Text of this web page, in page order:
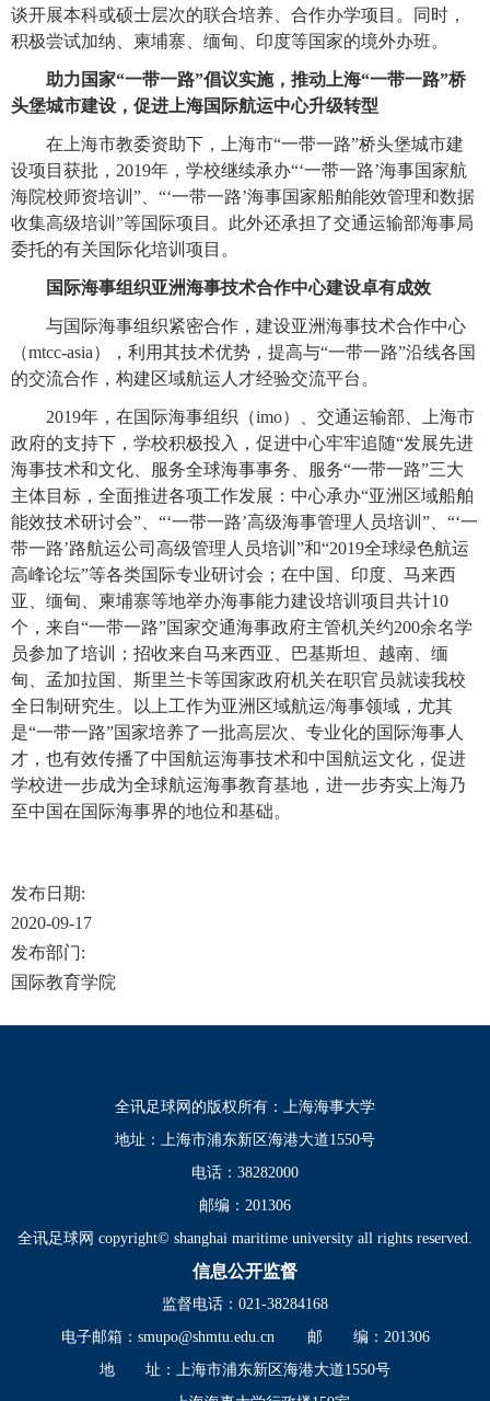
谈开展本科或硕士层次的联合培养、合作办学项目。同时，
积极尝试加纳、柬埔寨、缅甸、印度等国家的境外办班。
助力国家“一带一路”倡议实施，推动上海“一带一路”桥
头堡城市建设，促进上海国际航运中心升级转型
在上海市教委资助下，上海市“一带一路”桥头堡城市建
设项目获批，2019年，学校继续承办“‘一带一路’海事国家航
海院校师资培训”、“‘一带一路’海事国家船舶能效管理和数据
收集高级培训”等国际项目。此外还承担了交通运输部海事局
委托的有关国际化培训项目。
国际海事组织亚洲海事技术合作中心建设卓有成效
与国际海事组织紧密合作，建设亚洲海事技术合作中心
（mtcc-asia），利用其技术优势，提高与“一带一路”沿线各国
的交流合作，构建区域航运人才经验交流平台。
2019年，在国际海事组织（imo）、交通运输部、上海市
政府的支持下，学校积极投入，促进中心牢牢追随“发展先进
海事技术和文化、服务全球海事事务、服务“一带一路”三大
主体目标，全面推进各项工作发展：中心承办“亚洲区域船舶
能效技术研讨会”、“‘一带一路’高级海事管理人员培训”、“‘一
带一路’路航运公司高级管理人员培训”和“2019全球绿色航运
高峰论坛”等各类国际专业研讨会；在中国、印度、马来西
亚、缅甸、柬埔寨等地举办海事能力建设培训项目共计10
个，来自“一带一路”国家交通海事政府主管机关约200余名学
员参加了培训；招收来自马来西亚、巴基斯坦、越南、缅
甸、孟加拉国、斯里兰卡等国家政府机关在职官员就读我校
全日制研究生。以上工作为亚洲区域航运/海事领域，尤其
是“一带一路”国家培养了一批高层次、专业化的国际海事人
才，也有效传播了中国航运海事技术和中国航运文化，促进
学校进一步成为全球航运海事教育基地，进一步夯实上海乃
至中国在国际海事界的地位和基础。
发布日期:
2020-09-17
发布部门:
国际教育学院
全讯足球网的版权所有：上海海事大学
地址：上海市浦东新区海港大道1550号
电话：38282000
邮编：201306
全讯足球网 copyright© shanghai maritime university all rights reserved.
信息公开监督
监督电话：021-38284168
电子邮箱： smupo@shmtu.edu.cn
邮 编：201306
地 址：上海市浦东新区海港大道1550号